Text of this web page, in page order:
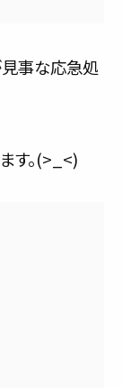
事な応急処
す。(>_<)